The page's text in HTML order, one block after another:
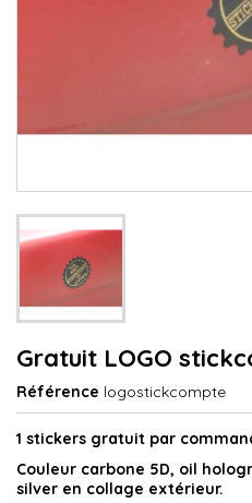
Gratuit LOGO
Référence logostickcompte
1 stickers gratuit par
Couleur carbone 5D, oil
silver en collage extérieur.